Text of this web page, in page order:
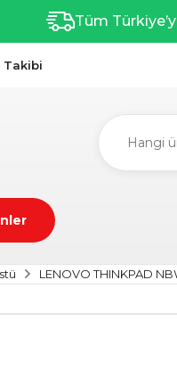
Tüm
Takibi
LENOVO THINKPAD